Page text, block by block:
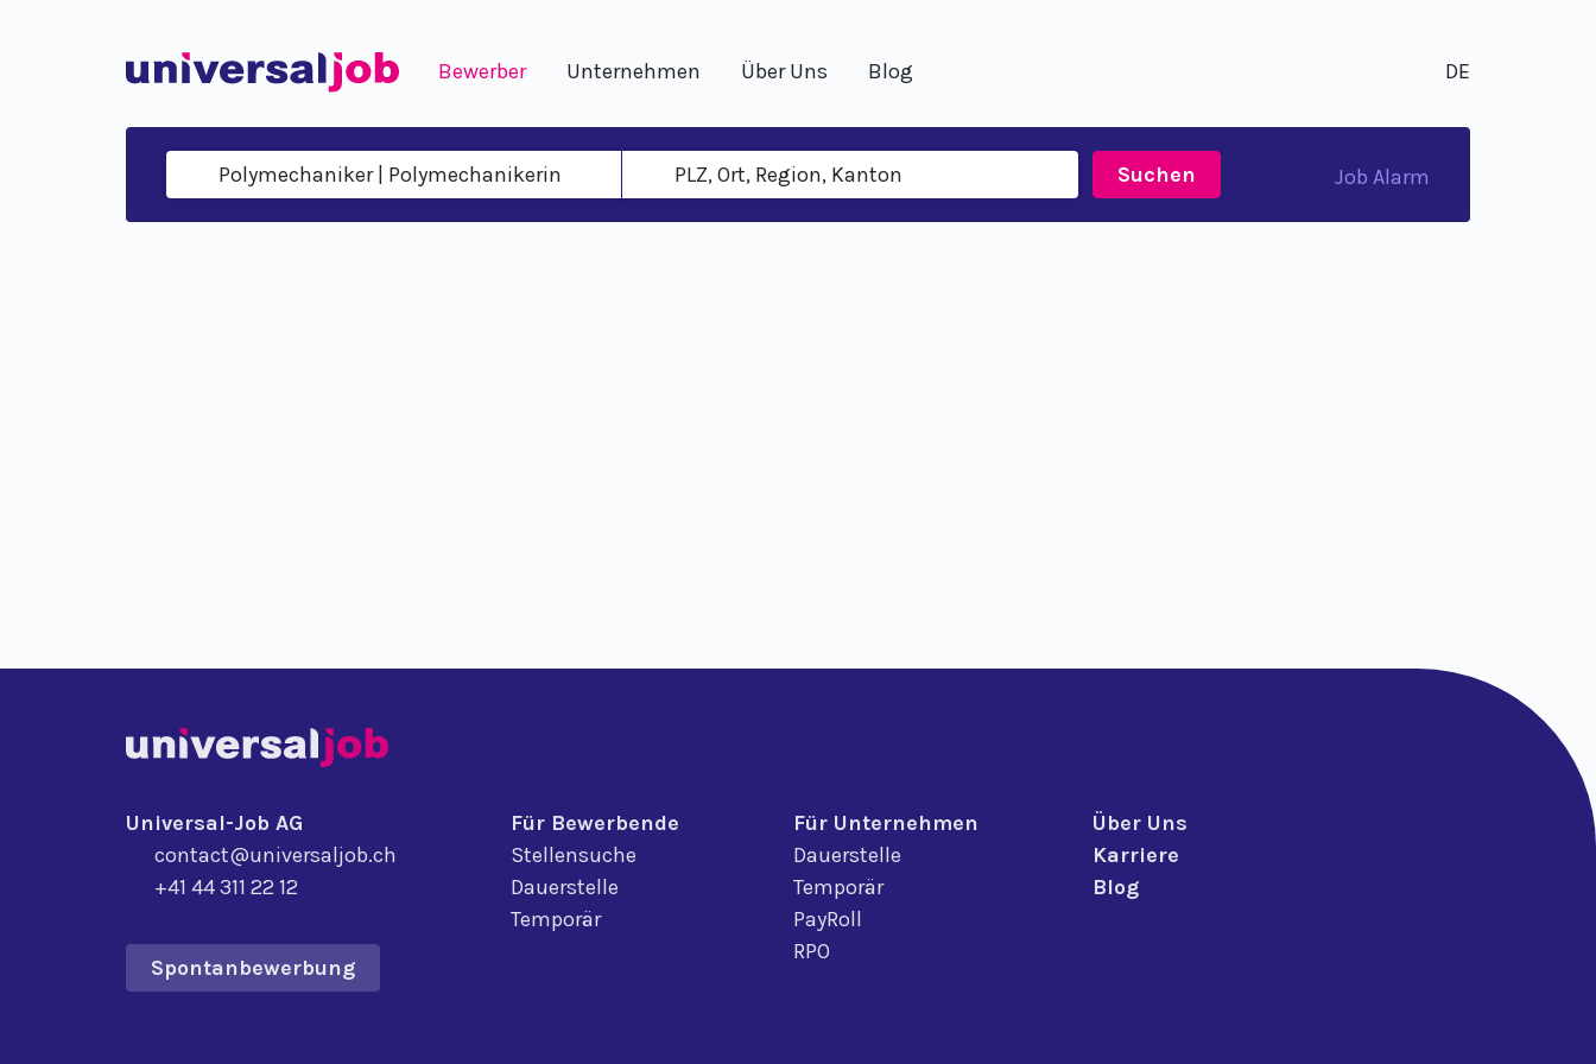
Bewerber Unternehmen Über Uns Blog DE
Suchen Job Alarm
Universal-Job AG
contact@universaljob.ch
+41 44 311 22 12
Spontanbewerbung
Für Bewerbende
Stellensuche
Dauerstelle
Temporär
Für Unternehmen
Dauerstelle
Temporär
PayRoll
RPO
Über Uns
Karriere
Blog